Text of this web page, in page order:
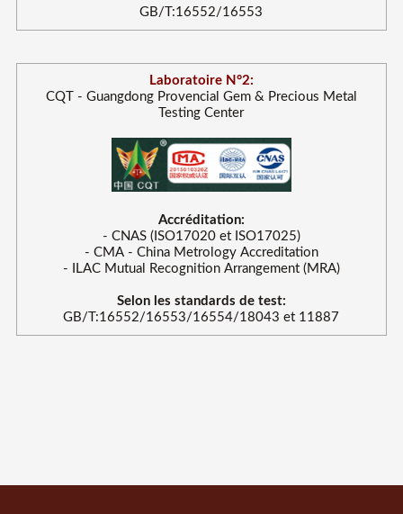
GB/T:16552/16553
Laboratoire N°2:
CQT - Guangdong Provencial Gem & Precious Metal
Testing Center
Accréditation:
- CNAS (ISO17020 et ISO17025)
- CMA - China Metrology Accreditation
- ILAC Mutual Recognition Arrangement (MRA)
Selon les standards de test:
GB/T:16552/16553/16554/18043 et 11887